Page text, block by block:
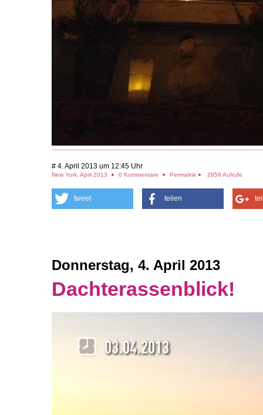
# 4. April 2013 um 12:45 Uhr
New York, April 2013 0 Kommentare Permalink 2656 Aufrufe
tweet teilen
Donnerstag, 4. April 2013
Dachterassenblick!